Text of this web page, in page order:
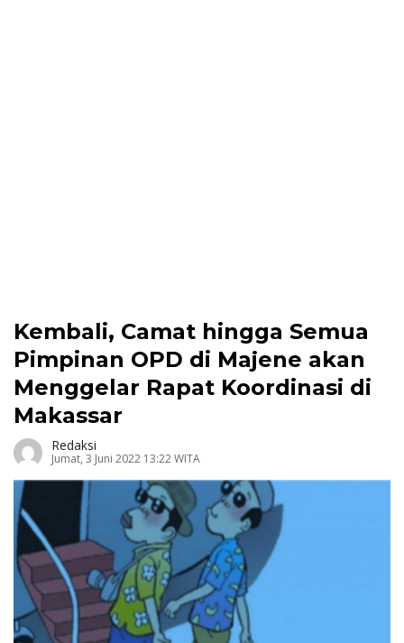
Kembali, Camat hingga Semua
Pimpinan OPD di Majene akan
Menggelar Rapat Koordinasi di
Makassar
Redaksi
Jumat, 3 Juni 2022 13:22 WITA